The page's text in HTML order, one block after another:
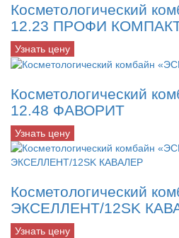
Косметологический
12.23 ПРОФИ
Узнать цену
Косметологический
12.48 ФАВОРИТ
Узнать цену
Косметологический
ЭКСЕЛЛЕНТ/12SK
Узнать цену